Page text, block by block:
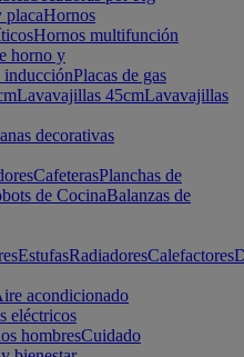
placaHornos
Hornos multifunción
horno y
inducciónPlacas de gas
Lavavajillas 45cmLavavajillas
decorativas
CafeterasPlanchas de
de CocinaBalanzas de
EstufasRadiadoresCalefactores
acondicionado
eléctricos
hombresCuidado